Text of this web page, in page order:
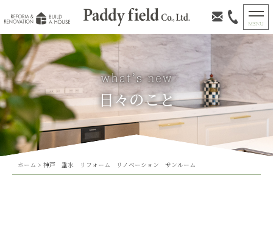
日々のこと
ホーム > 神戸 垂水 リフォーム リノベーション サンルーム